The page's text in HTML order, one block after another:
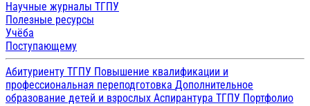
Научные журналы ТГПУ
Полезные ресурсы
Учёба
Поступающему
Абитуриенту ТГПУ Повышение квалификации и
профессиональная переподготовка Дополнительное
образование детей и взрослых Аспирантура ТГПУ Портфолио